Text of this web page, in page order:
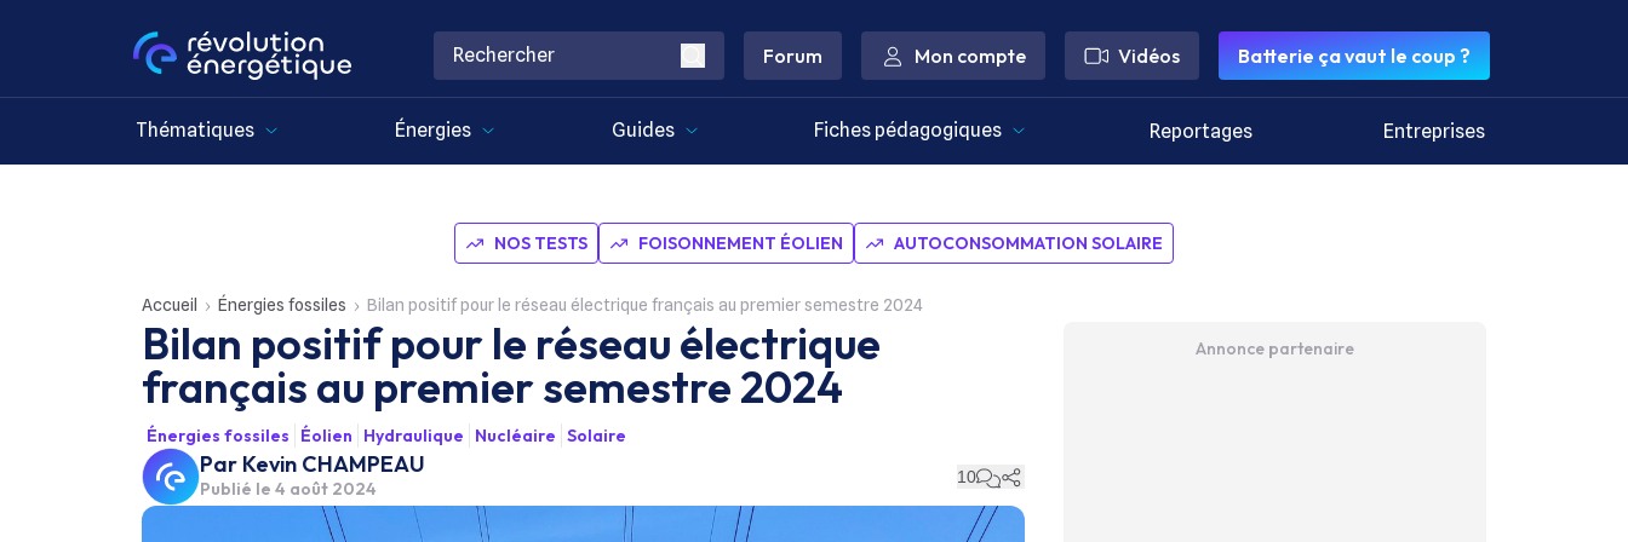
Forum Mon compte Vidéos Batterie ça vaut le coup ?
Thématiques Énergies Guides Fiches pédagogiques Reportages Entreprises
NOS TESTS FOISONNEMENT ÉOLIEN AUTOCONSOMMATION SOLAIRE
Accueil Énergies fossiles Bilan positif pour le réseau électrique français au premier semestre 2024
Bilan positif pour le réseau électrique
français au premier semestre 2024
Énergies fossiles Éolien Hydraulique Nucléaire Solaire
Par Kevin CHAMPEAU
Publié le 4 août 2024
10
Annonce partenaire